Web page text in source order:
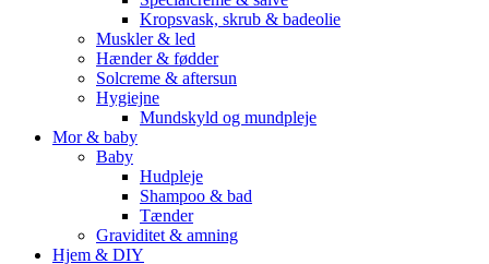
Kropsvask, skrub & badeolie
Muskler & led
Hænder & fødder
Solcreme & aftersun
Hygiejne
Mundskyld og mundpleje
Mor & baby
Baby
Hudpleje
Shampoo & bad
Tænder
Graviditet & amning
Hjem & DIY